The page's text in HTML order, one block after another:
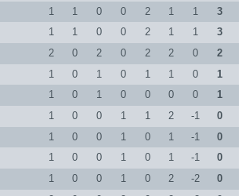
1 1 0 0 2 1 1
3
1 1 0 0 2 1 1
3
2 0 2 0 2 2 0
2
1 0 1 0 1 1 0
1
1 0 1 0 0 0 0
1
1 0 0 1 1 2 -1
0
1 0 0 1 0 1 -1
0
1 0 0 1 0 1 -1
0
1 0 0 1 0 2 -2
0